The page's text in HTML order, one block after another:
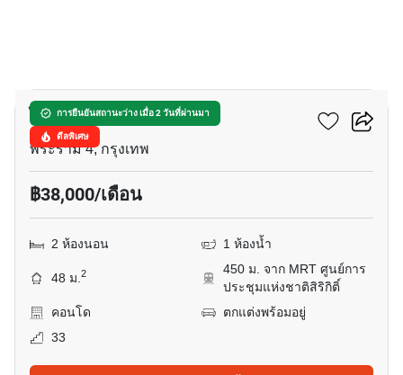
การยืนยันสถานะว่าง เมื่อ 2 วันที่ผ่านมา
ดีลพิเศษ
ไลฟ์ พระราม 4 - อโศก
พระราม 4, กรุงเทพ
฿38,000/เดือน
2 ห้องนอน 1 ห้องน้ำ
48 ม.2
450 ม. จาก MRT ศูนย์การ
ประชุมแห่งชาติสิริกิติ์
คอนโด
ตกแต่งพร้อมอยู่
33